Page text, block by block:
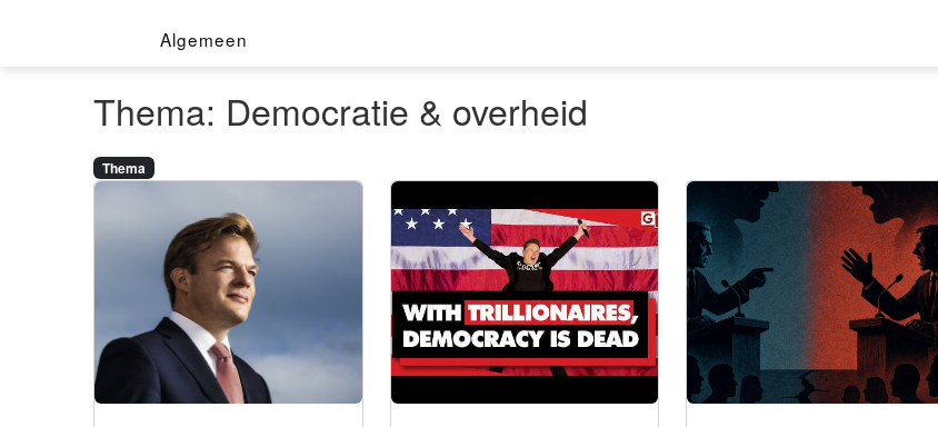
Algemeen
Thema: Democratie & overheid
Thema
Illegale kluis belastingdienst:
Omtzigt: 'dit is Ongelofelijk'
Integriteit
Elon Musk wordt werelds
eerste trillionaire met SpaceX's
beursgang van 5% van de
aandelen
Integriteit
Donkere persoonlijkheden van
politici versterken politieke
verdeeldheid